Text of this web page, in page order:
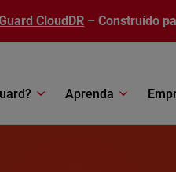
CloudDR – Construído
Aprenda